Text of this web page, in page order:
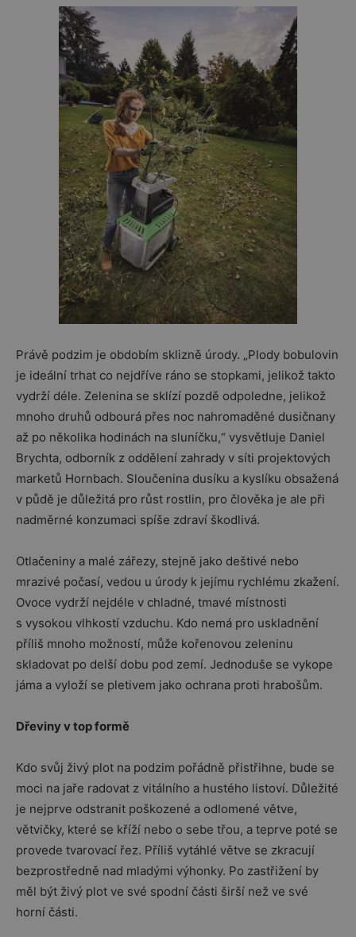
Právě podzim je obdobím sklizně úrody. „Plody bobulovin
je ideální trhat co nejdříve ráno se stopkami, jelikož takto
vydrží déle. Zelenina se sklízí pozdě odpoledne, jelikož
mnoho druhů odbourá přes noc nahromaděné dusičnany
až po několika hodinách na sluníčku,“ vysvětluje Daniel
Brychta, odborník z oddělení zahrady v síti projektových
marketů Hornbach. Sloučenina dusíku a kyslíku obsažená
v půdě je důležitá pro růst rostlin, pro člověka je ale při
nadměrné konzumaci spíše zdraví škodlivá.
Otlačeniny a malé zářezy, stejně jako deštivé nebo
mrazivé počasí, vedou u úrody k jejímu rychlému zkažení.
Ovoce vydrží nejdéle v chladné, tmavé místnosti
s vysokou vlhkostí vzduchu. Kdo nemá pro uskladnění
příliš mnoho možností, může kořenovou zeleninu
skladovat po delší dobu pod zemí. Jednoduše se vykope
jáma a vyloží se pletivem jako ochrana proti hrabošům.
Dřeviny v top formě
Kdo svůj živý plot na podzim pořádně přistřihne, bude se
moci na jaře radovat z vitálního a hustého listoví. Důležité
je nejprve odstranit poškozené a odlomené větve,
větvičky, které se kříží nebo o sebe třou, a teprve poté se
provede tvarovací řez. Příliš vytáhlé větve se zkracují
bezprostředně nad mladými výhonky. Po zastřižení by
měl být živý plot ve své spodní části širší než ve své
horní části.